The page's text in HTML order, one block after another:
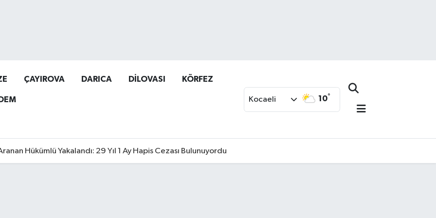
ÇAYIROVA DARICA DİLOVASI KÖRFEZ
Kocaeli 10°
Hükümlü Yakalandı: 29 Yıl 1 Ay Hapis Cezası Bulunuyordu